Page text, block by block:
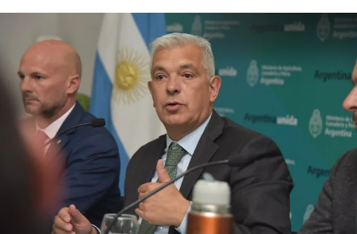
Clima
Agronegocios
Mercados
Seguinos